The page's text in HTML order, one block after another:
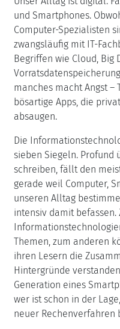
und Smartphones.
Computer-Spezialisten
zwangsläufig mit IT-
Begriffen wie Cloud, Big
manches macht Angst –
bösartige Apps, die
absaugen.
Die
sieben Siegeln. Profund
schreiben, fällt den
gerade weil Computer,
unseren Alltag
intensiv damit befassen.
Themen, zum anderen
ihren Lesern die
Hintergründe
Generation eines
wer ist schon in der
neuer Rechenverfahren